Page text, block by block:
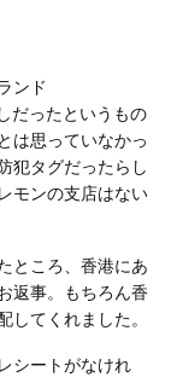
ンド
だったというもの
は思っていなかっ
犯タグだったらし
モンの支店はない
ところ、香港にあ
返事。もちろん香
てくれました。
シートがなけれ